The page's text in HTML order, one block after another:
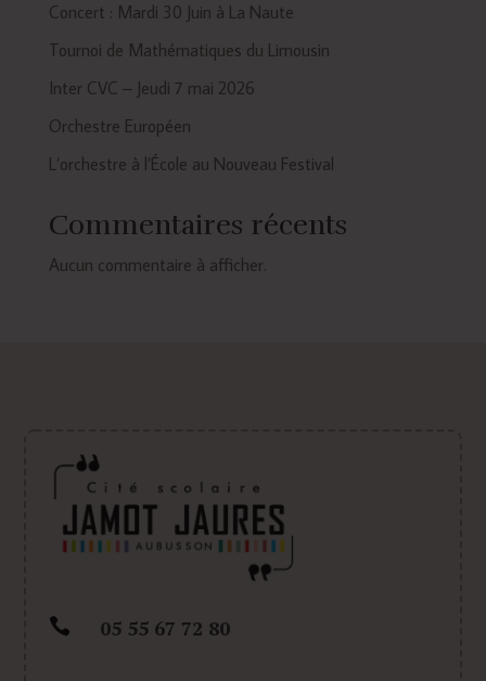
Concert : Mardi 30 Juin à La Naute
Tournoi de Mathématiques du Limousin
Inter CVC – Jeudi 7 mai 2026
Orchestre Européen
L’orchestre à l’École au Nouveau Festival
Commentaires récents
Aucun commentaire à afficher.
 05 55 67 72 80